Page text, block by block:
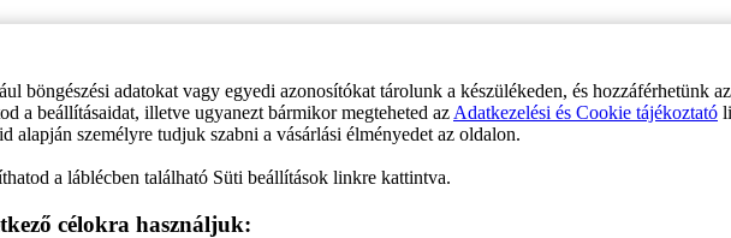
böngészési adatokat vagy egyedi azonosítókat tárolunk a készülékeden, és hozzáférhetünk
a beállításaidat, illetve ugyanezt bármikor megteheted az Adatkezelési és Cookie tájékoztató
alapján személyre tudjuk szabni a vásárlási élményedet az oldalon.
a láblécben található Süti beállítások linkre kattintva.
célokra használjuk: